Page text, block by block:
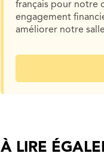
français pour notre
engagement
améliorer notre
À LIRE